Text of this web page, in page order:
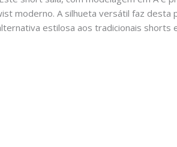
moderno. A silhueta versátil faz
estilosa aos tradicionais shorts